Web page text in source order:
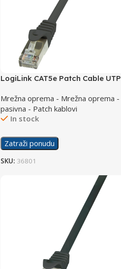
LogiLink CAT5e Patch Cable UTP
Mrežna oprema - Mrežna oprema -
pasivna - Patch kablovi
In stock
Zatraži ponudu
SKU: 36801